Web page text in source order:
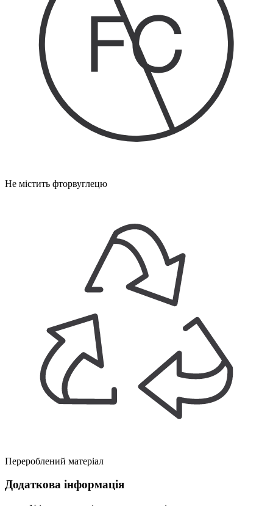
Не містить фторвуглецю
Перероблений матеріал
Додаткова інформація